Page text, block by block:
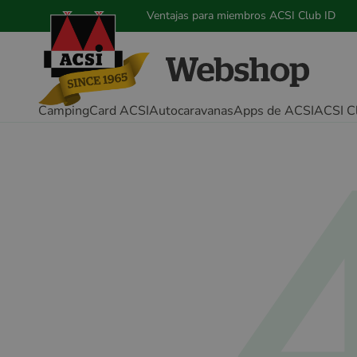
Ventajas para miembros ACSI Club ID
CampingCard ACSIAutocaravanasApps de ACSIACSI